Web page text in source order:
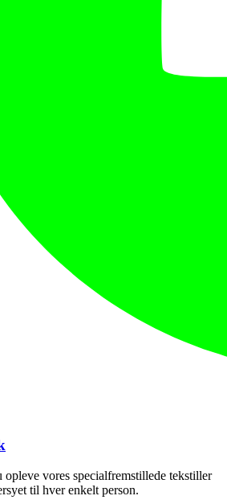
opleve vores specialfremstillede tekstiller
til hver enkelt person.